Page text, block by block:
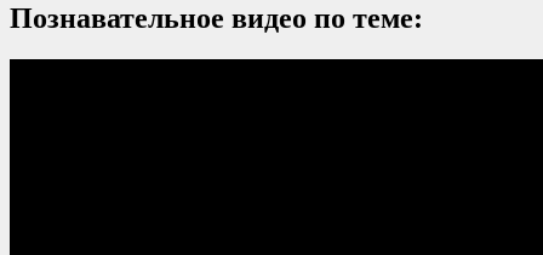
Познавательное видео по теме: